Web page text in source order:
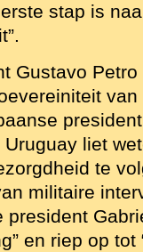
stap is
Gustavo
liet
te
militaire
en riep op tot